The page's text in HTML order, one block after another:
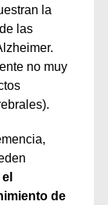
la
las
no muy
de